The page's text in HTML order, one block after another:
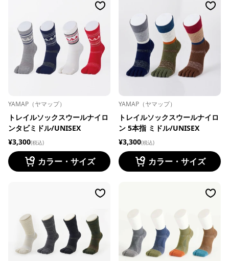
YAMAP（ヤマップ）
トレイルソックスウールナイロ
ンタビミドル/UNISEX
¥3,300(税込)
カラー・サイズ
YAMAP（ヤマップ）
トレイルソックスウールナイロ
ン 5本指 ミドル/UNISEX
¥3,300(税込)
カラー・サイズ